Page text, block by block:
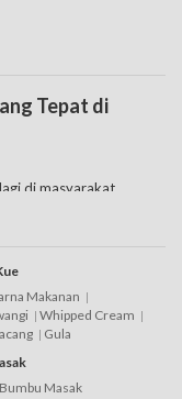
Tepat di
di masyarakat,
ciri khas sendiri.
itu saja tetapi masih ada
pasti Anda harus
pasaran saat ini
pengembang kue
Makanan
Whipped Cream
Gula
Bumbu Masak